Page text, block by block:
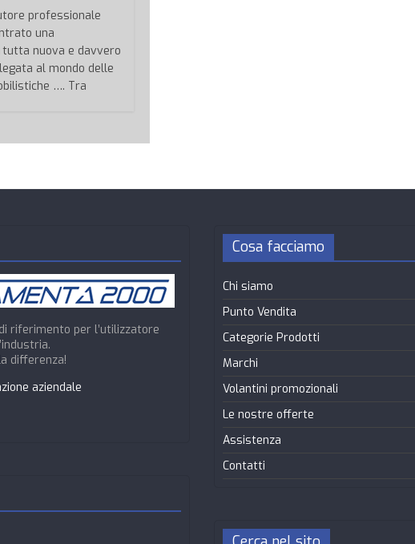
professionale
una
nuova e davvero
al mondo delle
…. Tra
riferimento per l’utilizzatore
differenza!
aziendale
Cosa facciamo
Chi siamo
Punto Vendita
Categorie Prodotti
Marchi
Volantini promozionali
Le nostre offerte
Assistenza
Contatti